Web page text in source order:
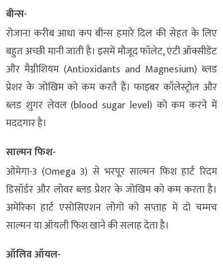
बीन्स-
रोजाना करीब आधा कप बीन्स हमारे दिल की सेहत के लिए
बहुत अच्छी मानी जाती है। इसमें मौजूद फॉलेट, एंटी ऑक्सीडेंट
और मैग्नीशियम (Antioxidants and Magnesium) ब्लड
प्रेशर के जोखिम को कम करतै हैं। फाइबर कॉलेस्ट्रोल और
ब्लड शुगर लेवल (blood sugar level) को कम करने में
मददगार है।
साल्मन फिश-
ओमेगा-3 (Omega 3) से भरपूर साल्मन फिश हार्ट रिदम
डिसॉर्डर और लोवर ब्लड प्रेशर के जोखिम को कम करता है।
अमेरिका हार्ट एसोसिएशन लोगों को सप्ताह में दो चम्मच
साल्मन या ऑयली फिश खाने की सलाह देता है।
ऑलिव ऑयल-